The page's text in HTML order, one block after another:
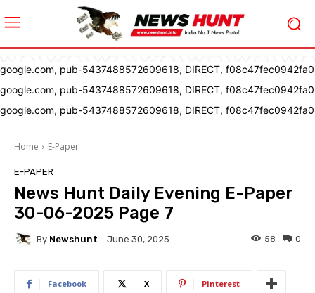
google.com, pub-5437488572609618, DIRECT, f08c47fec0942fa0
google.com, pub-5437488572609618, DIRECT, f08c47fec0942fa0
google.com, pub-5437488572609618, DIRECT, f08c47fec0942fa0
Home E-Paper
E-PAPER
News Hunt Daily Evening E-Paper
30-06-2025 Page 7
By Newshunt June 30, 2025 0
58
Facebook X Pinterest